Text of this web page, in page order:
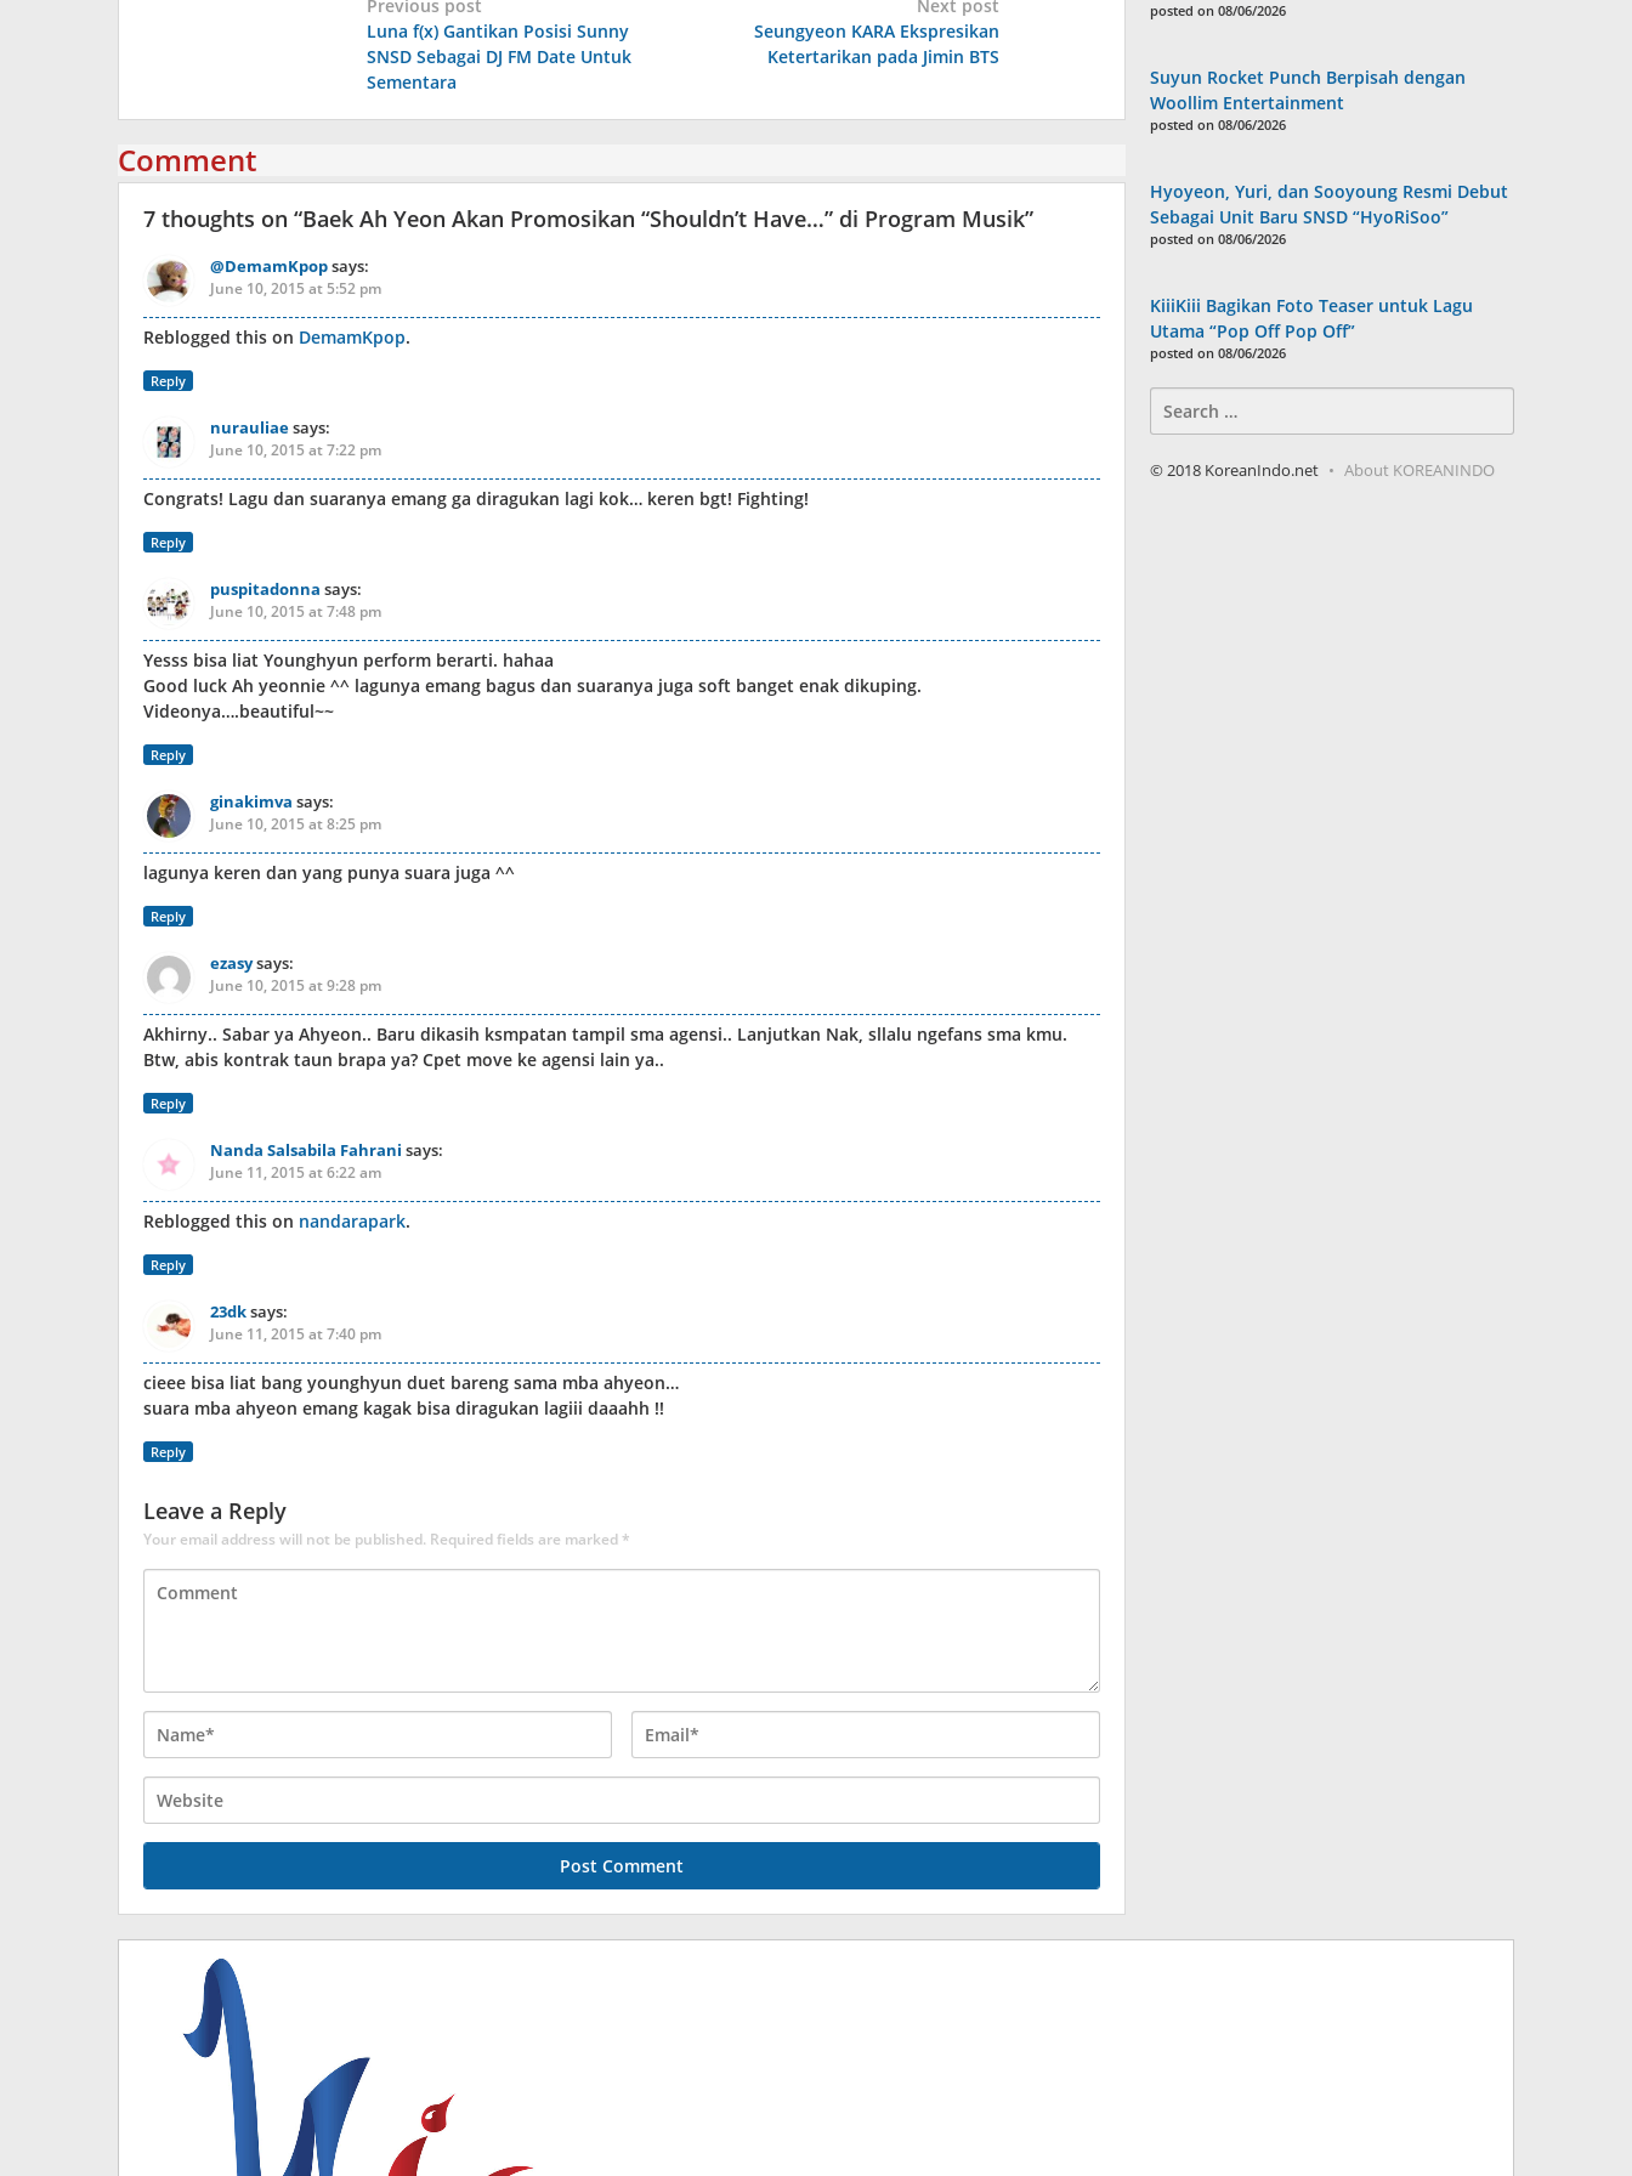
navigation
Previous post
Luna f(x) Gantikan Posisi Sunny
SNSD Sebagai DJ FM Date Untuk
Sementara
Next post
Seungyeon KARA Ekspresikan
Ketertarikan pada Jimin BTS
Comment
7 thoughts on “Baek Ah Yeon Akan Promosikan “Shouldn’t Have…” di Program Musik”
@DemamKpopsays:
June 10, 2015 at 5:52 pm
Reblogged this on DemamKpop.
Reply
nurauliaesays:
June 10, 2015 at 7:22 pm
Congrats! Lagu dan suaranya emang ga diragukan lagi kok… keren bgt! Fighting!
Reply
puspitadonna says:
June 10, 2015 at 7:48 pm
Yesss bisa liat Younghyun perform berarti. hahaa
Good luck Ah yeonnie ^^ lagunya emang bagus dan suaranya juga soft banget enak dikuping.
Videonya….beautiful~~
Reply
ginakimva says:
June 10, 2015 at 8:25 pm
lagunya keren dan yang punya suara juga ^^
Reply
ezasysays:
June 10, 2015 at 9:28 pm
Akhirny.. Sabar ya Ahyeon.. Baru dikasih ksmpatan tampil sma agensi.. Lanjutkan Nak, sllalu ngefans sma kmu.
Btw, abis kontrak taun brapa ya? Cpet move ke agensi lain ya..
Reply
Nanda Salsabila Fahrani says:
June 11, 2015 at 6:22 am
Reblogged this on nandarapark.
Reply
23dksays:
June 11, 2015 at 7:40 pm
cieee bisa liat bang younghyun duet bareng sama mba ahyeon…
suara mba ahyeon emang kagak bisa diragukan lagiii daaahh !!
Reply
Leave a Reply
Your email address will not be published. Required fields are marked*
posted on 08/06/2026
Suyun Rocket Punch Berpisah dengan
Woollim Entertainment
posted on 08/06/2026
Hyoyeon, Yuri, dan Sooyoung Resmi Debut
Sebagai Unit Baru SNSD “HyoRiSoo”
posted on 08/06/2026
KiiiKiii Bagikan Foto Teaser untuk Lagu
Utama “Pop Off Pop Off”
posted on 08/06/2026
for:
© 2018 KoreanIndo.net About KOREANINDO